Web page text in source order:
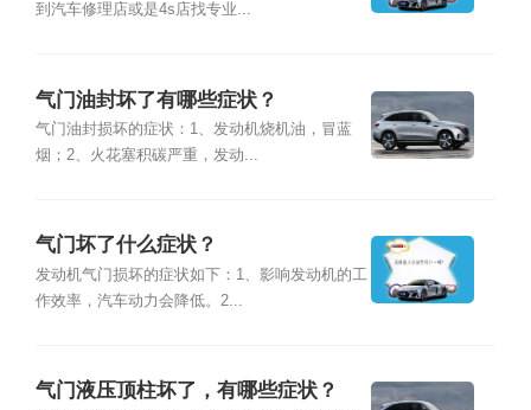
到汽车修理店或是4s店找专业...
气门油封坏了有哪些症状？
气门油封损坏的症状：1、发动机烧机油，冒蓝
烟；2、火花塞积碳严重，发动...
气门坏了什么症状？
发动机气门损坏的症状如下：1、影响发动机的工
作效率，汽车动力会降低。2...
气门液压顶柱坏了，有哪些症状？